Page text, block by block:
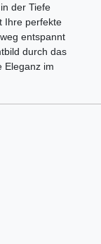
der Tiefe
Ihre perfekte
entspannt
durch das
Eleganz im